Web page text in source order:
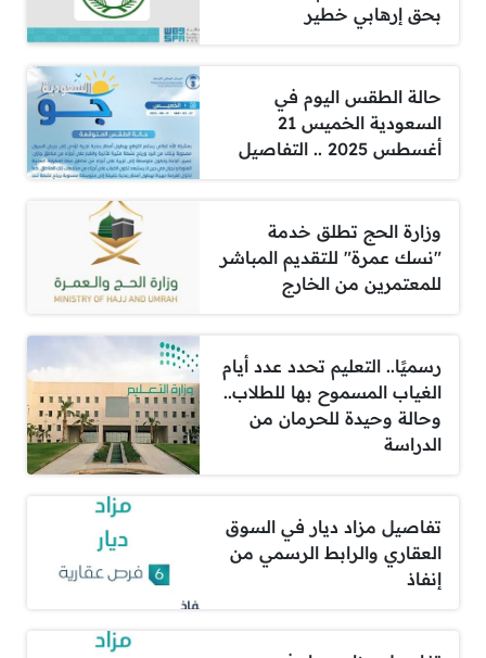
بحق إرهابي خطير
حالة الطقس اليوم في
السعودية الخميس 21
أغسطس 2025 .. التفاصيل
وزارة الحج تطلق خدمة
"نسك عمرة" للتقديم المباشر
للمعتمرين من الخارج
رسميًا.. التعليم تحدد عدد أيام
الغياب المسموح بها للطلاب..
وحالة وحيدة للحرمان من
الدراسة
تفاصيل مزاد ديار في السوق
العقاري والرابط الرسمي من
إنفاذ